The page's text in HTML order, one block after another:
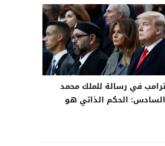
ترامب في رسالة للملك محمد
السادس: الحكم الذاتي هو